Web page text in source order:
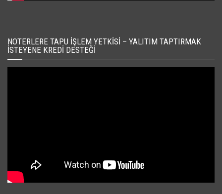
NOTERLERE TAPU İŞLEM YETKISI – YALITIM TAPTIRMAK
İSTEYENE KREDI DESTEĞI